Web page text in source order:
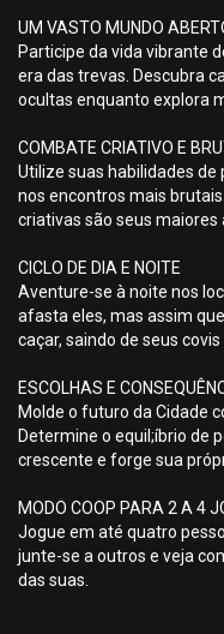
UM VASTO MUNDO
Participe da vida vibrante
era das trevas. Descubra
ocultas enquanto explora
COMBATE CRIATIVO E
Utilize suas habilidades
nos encontros mais
criativas são seus maiores
CICLO DE DIA E NOITE
Aventure-se à noite nos
afasta eles, mas assim
caçar, saindo de seus
ESCOLHAS E
Molde o futuro da Cidade
Determine o equil;íbrio de
crescente e forge sua
MODO COOP PARA 2 A 4
Jogue em até quatro
junte-se a outros e veja
das suas.